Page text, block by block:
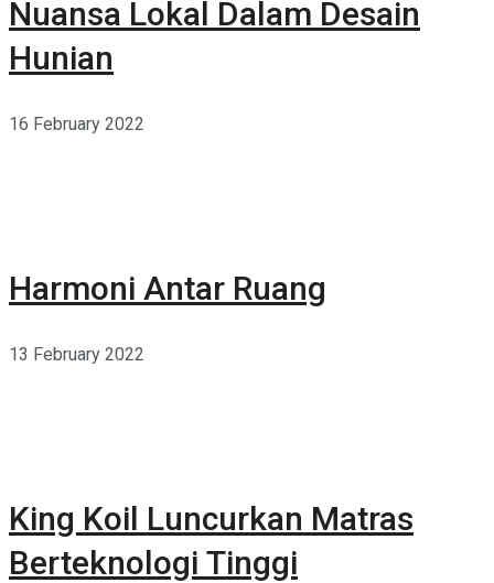
Nuansa Lokal Dalam Desain
Hunian
16 February 2022
Harmoni Antar Ruang
13 February 2022
King Koil Luncurkan Matras
Berteknologi Tinggi